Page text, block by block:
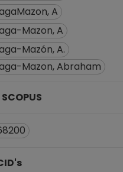
TECNICO
ACADEMICO
A
Mazon, A
Mazón, A.
Mazon, Abraham